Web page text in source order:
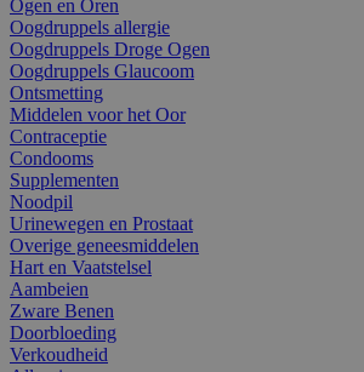
Ogen en Oren
Oogdruppels allergie
Oogdruppels Droge Ogen
Oogdruppels Glaucoom
Ontsmetting
Middelen voor het Oor
Contraceptie
Condooms
Supplementen
Noodpil
Urinewegen en Prostaat
Overige geneesmiddelen
Hart en Vaatstelsel
Aambeien
Zware Benen
Doorbloeding
Verkoudheid